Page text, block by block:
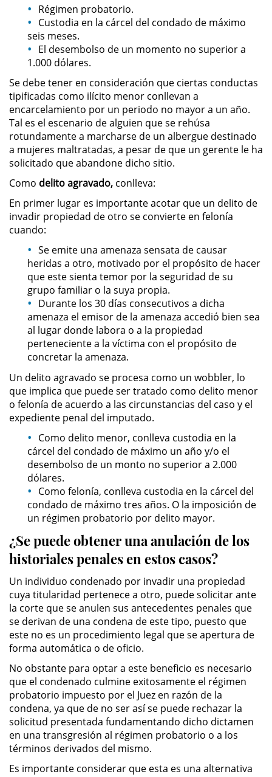
Prostitución y Solicitación
Delitos Violentos
Pandillas
Disuadir a un Testigo
Homicidio
Homicidio Voluntario
Secuestro
DUI
Audiencia Administrativa del
DMV
Cuarta Ofensa de DUI
Conducción Imprudente con
Presencia de Alcohol
Conducción Imprudente sin la
Presencia del Alcohol
DUI Causando Lesiones
DUI en Menores de Edad
DUI Con Pasajeros Menores de
Leyes de DUI en el Estado de
Segunda Ofensa de DUI
Tercera Ofensa de DUI
Abuso de Ancianos y Adultos
Dependientes
Acecho
Agresión Doméstica
Régimen probatorio.
Custodia en la cárcel del condado de máximo
seis meses.
El desembolso de un momento no superior a
1.000 dólares.
Se debe tener en consideración que ciertas conductas
tipificadas como ilícito menor conllevan a
encarcelamiento por un periodo no mayor a un año.
Tal es el escenario de alguien que se rehúsa
rotundamente a marcharse de un albergue destinado
a mujeres maltratadas, a pesar de que un gerente le ha
solicitado que abandone dicho sitio.
Como delito agravado, conlleva:
En primer lugar es importante acotar que un delito de
invadir propiedad de otro se convierte en felonía
cuando:
Se emite una amenaza sensata de causar
heridas a otro, motivado por el propósito de hacer
que este sienta temor por la seguridad de su
grupo familiar o la suya propia.
Durante los 30 días consecutivos a dicha
amenaza el emisor de la amenaza accedió bien sea
al lugar donde labora o a la propiedad
perteneciente a la víctima con el propósito de
concretar la amenaza.
Un delito agravado se procesa como un wobbler, lo
que implica que puede ser tratado como delito menor
o felonía de acuerdo a las circunstancias del caso y el
expediente penal del imputado.
Como delito menor, conlleva custodia en la
cárcel del condado de máximo un año y/o el
desembolso de un monto no superior a 2.000
dólares.
Como felonía, conlleva custodia en la cárcel del
condado de máximo tres años. O la imposición de
un régimen probatorio por delito mayor.
¿Se puede obtener una anulación de los
historiales penales en estos casos?
Un individuo condenado por invadir una propiedad
cuya titularidad pertenece a otro, puede solicitar ante
la corte que se anulen sus antecedentes penales que
se derivan de una condena de este tipo, puesto que
este no es un procedimiento legal que se apertura de
forma automática o de oficio.
No obstante para optar a este beneficio es necesario
que el condenado culmine exitosamente el régimen
probatorio impuesto por el Juez en razón de la
condena, ya que de no ser así se puede rechazar la
solicitud presentada fundamentando dicho dictamen
en una transgresión al régimen probatorio o a los
términos derivados del mismo.
Es importante considerar que esta es una alternativa